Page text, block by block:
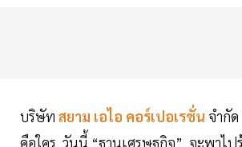
บริษัท สยาม เอไอ คอร์เปอเรชั่น จำกั
คือใคร วันนี้ “ฐานเศรษฐกิจ” จะพาไป